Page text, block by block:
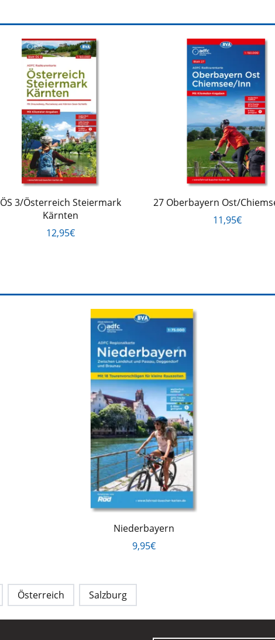
ÖS 3/Österreich Steiermark
Kärnten
12,95€
27 Oberbayern Ost/
11,95€
Niederbayern
9,95€
Österreich Salzburg